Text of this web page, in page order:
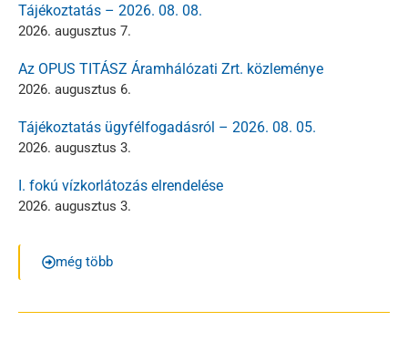
Tájékoztatás – 2026. 08. 08.
2026. augusztus 7.
Az OPUS TITÁSZ Áramhálózati Zrt. közleménye
2026. augusztus 6.
Tájékoztatás ügyfélfogadásról – 2026. 08. 05.
2026. augusztus 3.
I. fokú vízkorlátozás elrendelése
2026. augusztus 3.
még több